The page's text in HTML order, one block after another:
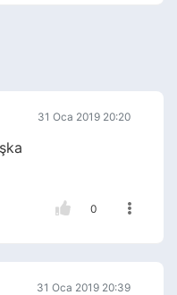
31 Oca 2019 20:20
0
31 Oca 2019 20:39